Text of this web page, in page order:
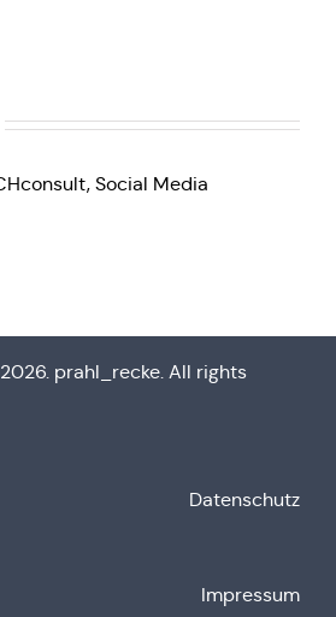
prahl_recke. All rights
Daten­schutz
Impres­sum